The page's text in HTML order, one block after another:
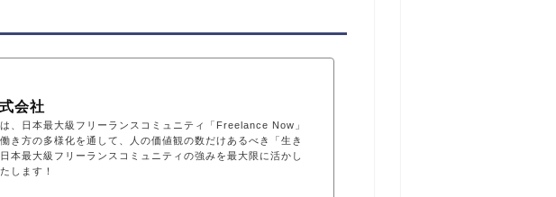
会社
、日本最大級フリーランスコミュニティ「Freelance Now」
き方の多様化を通して、人の価値観の数だけあるべき「生き
本最大級フリーランスコミュニティの強みを最大限に活かし
します！